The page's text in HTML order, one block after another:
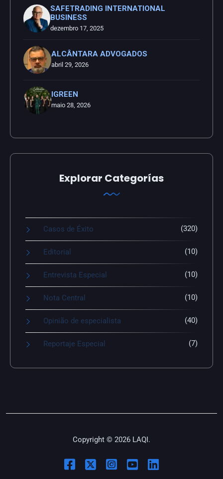
SAFETRADING INTERNATIONAL
BUSINESS
dezembro 17, 2025
ALCÂNTARA ADVOGADOS
abril 29, 2026
IGREEN
maio 28, 2026
Explorar Categorías
Casos de Éxito (320)
Editorial (10)
Entrevista Especial (10)
Nota Central (10)
Opinião de especialista (40)
Reportaje Especial (7)
Copyright © 2026 LAQI.